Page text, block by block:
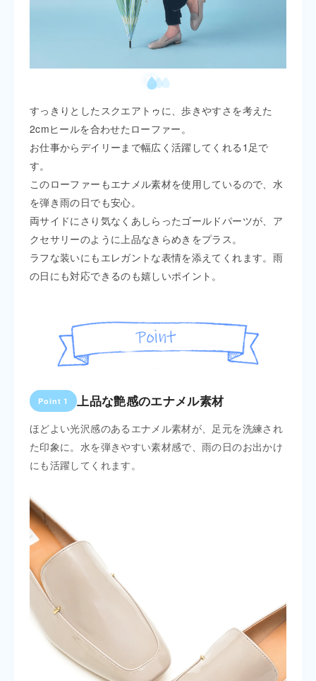
すっきりとしたスクエアトゥに、歩きやすさを考えた
2cmヒールを合わせたローファー。
お仕事からデイリーまで幅広く活躍してくれる1足で
す。
このローファーもエナメル素材を使用しているので、水
を弾き雨の日でも安心。
両サイドにさり気なくあしらったゴールドパーツが、ア
クセサリーのように上品なきらめきをプラス。
ラフな装いにもエレガントな表情を添えてくれます。雨
の日にも対応できるのも嬉しいポイント。
Point 1 上品な艶感のエナメル素材
ほどよい光沢感のあるエナメル素材が、足元を洗練され
た印象に。水を弾きやすい素材感で、雨の日のお出かけ
にも活躍してくれます。